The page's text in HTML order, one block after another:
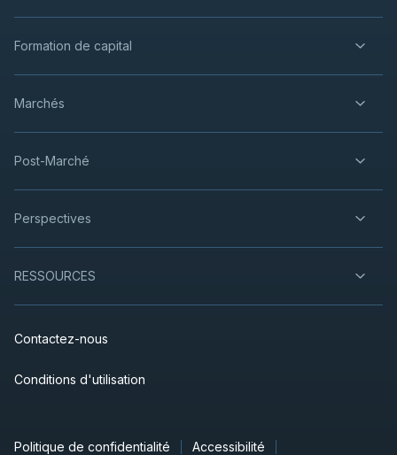
Formation de capital
Marchés
Post-Marché
Perspectives
RESSOURCES
Contactez-nous
Conditions d'utilisation
Politique de confidentialité
Accessibilité